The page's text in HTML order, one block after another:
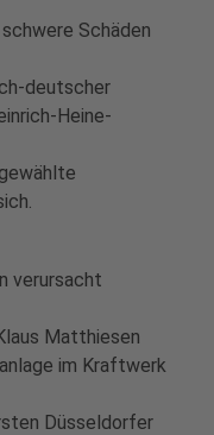
Schäden
deutscher
Heine-
verursacht
Matthiesen
im Kraftwerk
Düsseldorfer